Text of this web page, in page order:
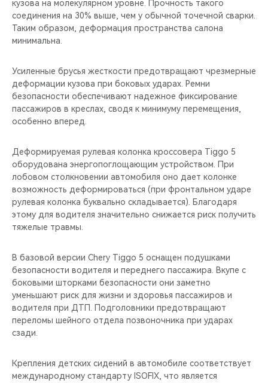
кузова на молекулярном уровне. Прочность такого
соединения на 30% выше, чем у обычной точечной сварки.
Таким образом, деформация пространства салона
минимальна.
Усиленные брусья жесткости предотвращают чрезмерные
деформации кузова при боковых ударах. Ремни
безопасности обеспечивают надежное фиксирование
пассажиров в креслах, сводя к минимуму перемещения,
особенно вперед.
Деформируемая рулевая колонка кроссовера Tiggo 5
оборудована энергопоглощающим устройством. При
лобовом столкновении автомобиля оно дает колонке
возможность деформироваться (при фронтальном ударе
рулевая колонка буквально складывается). Благодаря
этому для водителя значительно снижается риск получить
тяжелые травмы.
В базовой версии Chery Tiggo 5 оснащен подушками
безопасности водителя и переднего пассажира. Вкупе с
боковыми шторками безопасности они заметно
уменьшают риск для жизни и здоровья пассажиров и
водителя при ДТП. Подголовники предотвращают
переломы шейного отдела позвоночника при ударах
сзади.
Крепления детских сидений в автомобиле соответствует
международному стандарту ISOFIX, что является